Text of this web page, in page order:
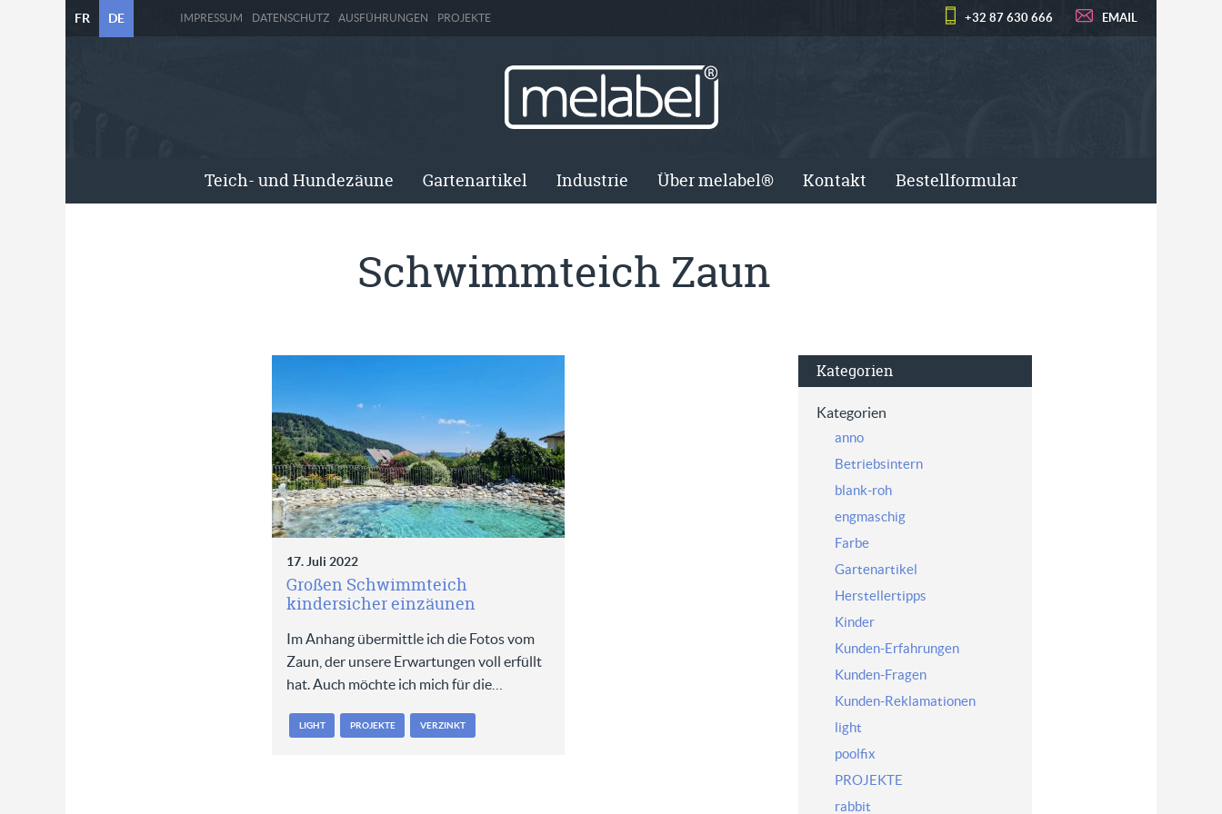
FR DE IMPRESSUM DATENSCHUTZ AUSFÜHRUNGEN PROJEKTE +32 87 630 666 EMAIL
Teich- und Hundezäune Gartenartikel Industrie Über melabel® Kontakt Bestellformular
Schwimmteich Zaun
17. Juli 2022
Großen Schwimmteich
kindersicher einzäunen
Im Anhang übermittle ich die Fotos vom
Zaun, der unsere Erwartungen voll erfüllt
hat. Auch möchte ich mich für die…
LIGHT PROJEKTE VERZINKT
Kategorien
Kategorien
anno
Betriebsintern
blank-roh
engmaschig
Farbe
Gartenartikel
Herstellertipps
Kinder
Kunden-Erfahrungen
Kunden-Fragen
Kunden-Reklamationen
light
poolfix
PROJEKTE
rabbit